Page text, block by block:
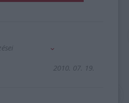
2010. 07. 19.